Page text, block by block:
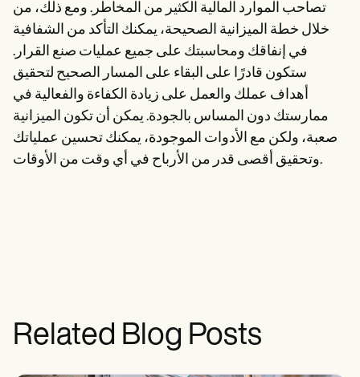
تصاحب الموارد المالية الكثير من المخاطر. ومع ذلك، من
خلال خطة الميزانية الصحيحة، يمكنك التأكد من الشفافية
في إنفاقك ومحاسبتك على جميع عمليات صنع القرار.
ستكون قادرًا على البقاء على المسار الصحيح لتحقيق
أهداف عملك والعمل على زيادة الكفاءة والفعالية في
ممارستك دون المساس بالجودة. يمكن أن تكون الميزانية
صعبة، ولكن مع الأدوات الموجودة، يمكنك تحسين عملياتك
وتحقيق أقصى قدر من الأرباح في أي وقت من الأوقات.
Related Blog Posts